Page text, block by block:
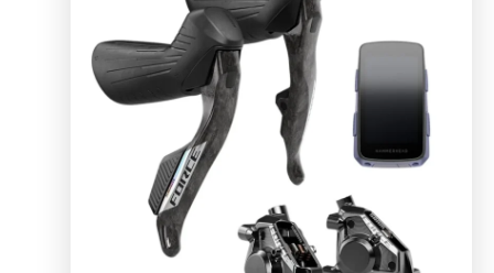
35.00€.24.64€.